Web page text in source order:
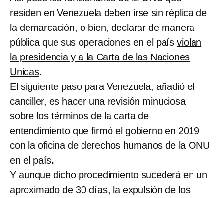
residen en Venezuela deben irse sin réplica de
la demarcación, o bien, declarar de manera
pública que sus operaciones en el paísviolan
la presidencia y a la Carta de las Naciones
Unidas.
El siguiente paso para Venezuela, añadió el
canciller, es hacer una revisión minuciosa
sobre los términos de la carta de
entendimiento que firmó el gobierno en 2019
con la oficina de derechos humanos de la ONU
en el país.
Y aunque dicho procedimiento sucederá en un
aproximado de 30 días, la expulsión de los